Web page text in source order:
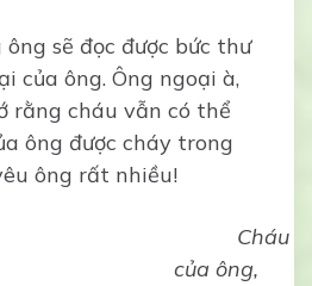
sẽ đọc được bức thư
của ông. Ông ngoại à,
rằng cháu vẫn có thể
ông được cháy trong
ông rất nhiều!
Cháu
của ông,